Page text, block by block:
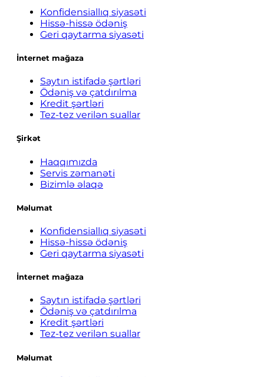
Konfidensiallıq siyasəti
Hissə-hissə ödəniş
Geri qaytarma siyasəti
İnternet mağaza
Saytın istifadə şərtləri
Ödəniş və çatdırılma
Kredit şərtləri
Tez-tez verilən suallar
Şirkət
Haqqımızda
Servis zəmanəti
Bizimlə əlaqə
Məlumat
Konfidensiallıq siyasəti
Hissə-hissə ödəniş
Geri qaytarma siyasəti
İnternet mağaza
Saytın istifadə şərtləri
Ödəniş və çatdırılma
Kredit şərtləri
Tez-tez verilən suallar
Məlumat